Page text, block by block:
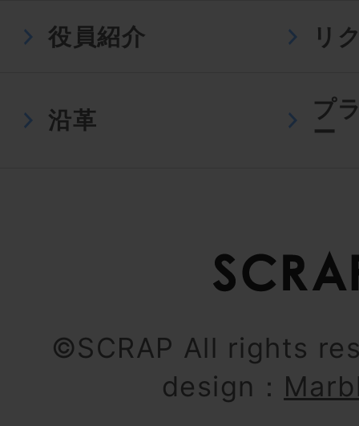
役員紹介 リ
沿革
プ
ー
©SCRAP All rights
design：